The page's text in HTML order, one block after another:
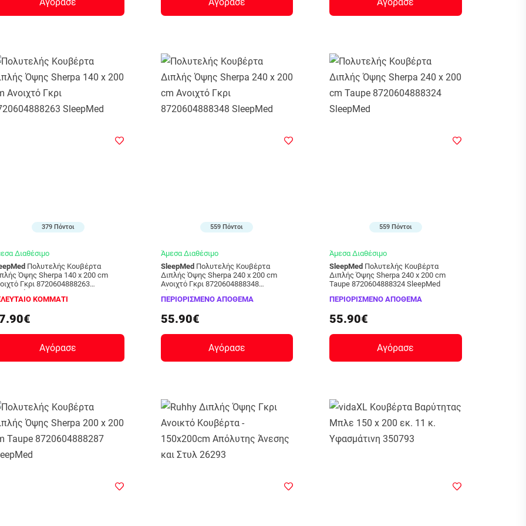
379 Πόντοι
Διαθέσιμο
Όψης Sherpa 140 x 200 cm
Γκρι 8720604888263
ΚΟΜΜΑΤΙ
Αγόρασε
559 Πόντοι
Άμεσα Διαθέσιμο
SleepMed
Διπλής Όψης Sherpa 240 x 200 cm
Ανοιχτό Γκρι 8720604888348
SleepMed
ΠΕΡΙΟΡΙΣΜΕΝΟ ΑΠΟΘΕΜΑ
55.90€
Αγόρασε
559 Πόντοι
Άμεσα Διαθέσιμο
SleepMed
Διπλής Όψης Sherpa 240 x 200 cm
Taupe 8720604888324 SleepMed
ΠΕΡΙΟΡΙΣΜΕΝΟ ΑΠΟΘΕΜΑ
55.90€
Αγόρασε